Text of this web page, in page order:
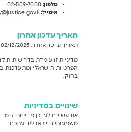
טלפון:
02-509-7000
אימייל:
תאריך עדכון אחרון
תאריך עדכון אחרון: 02/12/2025
הפרטיות הישראלי ומתעדכנת
בחוק.
שינויים במדיניות
אנו עשויים לעדכן מדיניות זו
משמעותיים יובאו לידיעתכם.